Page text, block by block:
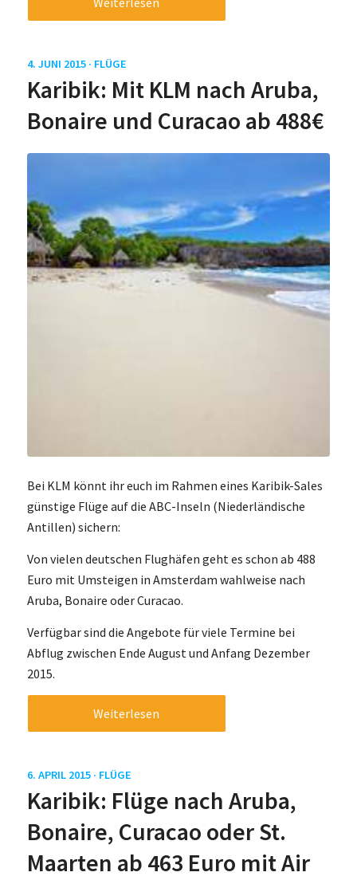
4. JUNI 2015 · FLÜGE
Karibik: Mit KLM nach Aruba,
Bonaire und Curacao ab 488€
Bei KLM könnt ihr euch im Rahmen eines Karibik-Sales
günstige Flüge auf die ABC-Inseln (Niederländische
Antillen) sichern:
Von vielen deutschen Flughäfen geht es schon ab 488
Euro mit Umsteigen in Amsterdam wahlweise nach
Aruba, Bonaire oder Curacao.
Verfügbar sind die Angebote für viele Termine bei
Abflug zwischen Ende August und Anfang Dezember
2015.
Weiterlesen
6. APRIL 2015 · FLÜGE
Karibik: Flüge nach Aruba,
Bonaire, Curacao oder St.
Maarten ab 463 Euro mit Air